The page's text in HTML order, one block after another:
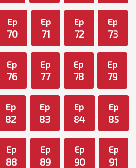
Ep
70
Ep
71
Ep
72
Ep
73
Ep
76
Ep
77
Ep
78
Ep
79
Ep
82
Ep
83
Ep
84
Ep
85
Ep
88
Ep
89
Ep
90
Ep
91